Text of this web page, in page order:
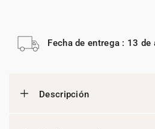
Fecha de entrega : 13
Descripción